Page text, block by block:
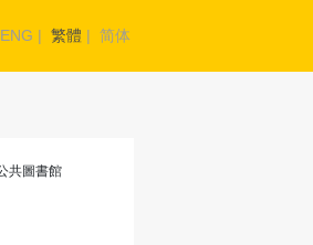
ENG | 繁體 | 简体